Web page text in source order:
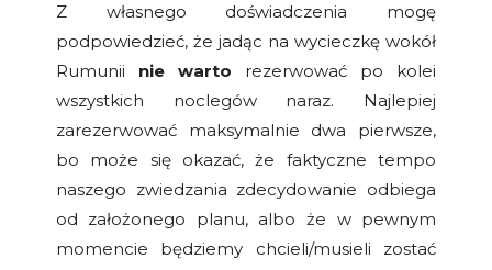
Z własnego doświadczenia mogę
podpowiedzieć, że jadąc na wycieczkę wokół
Rumunii nie warto rezerwować po kolei
wszystkich noclegów naraz. Najlepiej
zarezerwować maksymalnie dwa pierwsze,
bo może się okazać, że faktyczne tempo
naszego zwiedzania zdecydowanie odbiega
od założonego planu, albo że w pewnym
momencie będziemy chcieli/musieli zostać